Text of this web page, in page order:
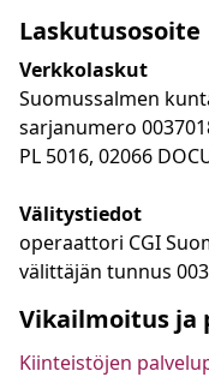
Laskutusosoite
Verkkolaskut
Suomussalmen
sarjanumero
PL 5016, 02066
Välitystiedot
operaattori CGI
välittäjän tunnus
Vikailmoitus ja
Kiinteistöjen